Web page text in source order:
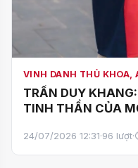
VINH DANH THỦ KHOA,
TRẦN DUY
TINH THẦN CỦA
24/07/2026 12:31·96 lượt·